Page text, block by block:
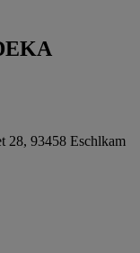
28, 93458 Eschlkam